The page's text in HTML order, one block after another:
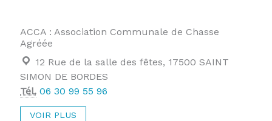
ACCA : Association Communale de Chasse
Agréée
Localisation :
12 Rue de la salle des fêtes, 17500 SAINT
SIMON DE BORDES
Tél. 06 30 99 55 96
VOIR PLUS